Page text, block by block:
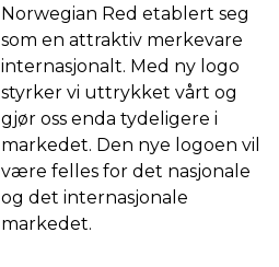
Norwegian Red etablert seg
som en attraktiv merkevare
internasjonalt. Med ny logo
styrker vi uttrykket vårt og
gjør oss enda tydeligere i
markedet. Den nye logoen vil
være felles for det nasjonale
og det internasjonale
markedet.